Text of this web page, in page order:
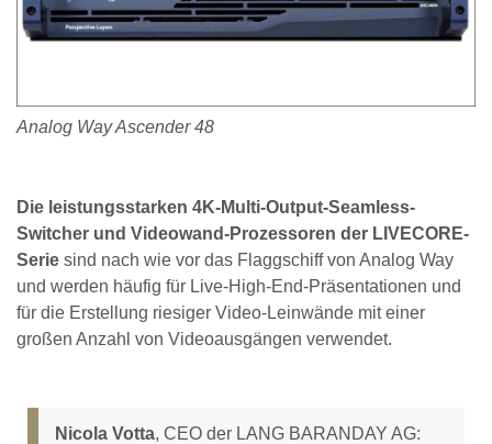
Analog Way Ascender 48
Die leistungsstarken 4K-Multi-Output-Seamless-
Switcher und Videowand-Prozessoren der LIVECORE-
Serie sind nach wie vor das Flaggschiff von Analog Way
und werden häufig für Live-High-End-Präsentationen und
für die Erstellung riesiger Video-Leinwände mit einer
großen Anzahl von Videoausgängen verwendet.
Nicola Votta, CEO der LANG BARANDAY AG: